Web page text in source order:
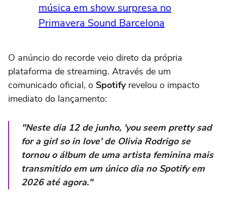
música em show surpresa no
Primavera Sound Barcelona
O anúncio do recorde veio direto da própria
plataforma de streaming. Através de um
comunicado oficial, o Spotifyrevelou o impacto
imediato do lançamento:
"Neste dia 12 de junho, 'you seem pretty sad
for a girl so in love' de Olivia Rodrigo se
tornou o álbum de uma artista feminina mais
transmitido em um único dia no Spotify em
2026 até agora."